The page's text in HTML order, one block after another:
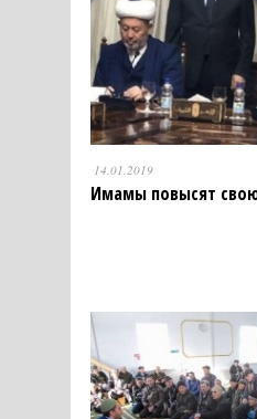
14.01.2019
Имамы повысят